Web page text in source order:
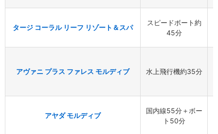
タージ コーラル リーフ リゾート＆スパ
スピードボート約
45分
アヴァニ プラス ファレス モルディブ 水上飛行機約35分
アヤダ モルディブ
国内線55分＋ボー
ト50分